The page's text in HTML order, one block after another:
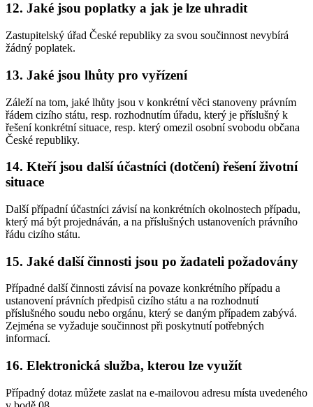
12. Jaké jsou poplatky a jak je lze uhradit
Zastupitelský úřad České republiky za svou součinnost nevybírá
žádný poplatek.
13. Jaké jsou lhůty pro vyřízení
Záleží na tom, jaké lhůty jsou v konkrétní věci stanoveny právním
řádem cizího státu, resp. rozhodnutím úřadu, který je příslušný k
řešení konkrétní situace, resp. který omezil osobní svobodu občana
České republiky.
14. Kteří jsou další účastníci (dotčení) řešení životní
situace
Další případní účastníci závisí na konkrétních okolnostech případu,
který má být projednáván, a na příslušných ustanoveních právního
řádu cizího státu.
15. Jaké další činnosti jsou po žadateli požadovány
Případné další činnosti závisí na povaze konkrétního případu a
ustanovení právních předpisů cizího státu a na rozhodnutí
příslušného soudu nebo orgánu, který se daným případem zabývá.
Zejména se vyžaduje součinnost při poskytnutí potřebných
informací.
16. Elektronická služba, kterou lze využít
Případný dotaz můžete zaslat na e-mailovou adresu místa uvedeného